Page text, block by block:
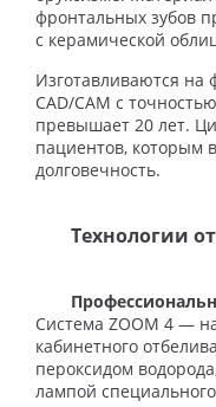
фронтальных зубов
с керамической
Изготавливаются на
CAD/CAM с
превышает 20 лет.
пациентов, которым
долговечность.
Технологии
Система ZOOM 4 —
кабинетного
пероксидом
лампой